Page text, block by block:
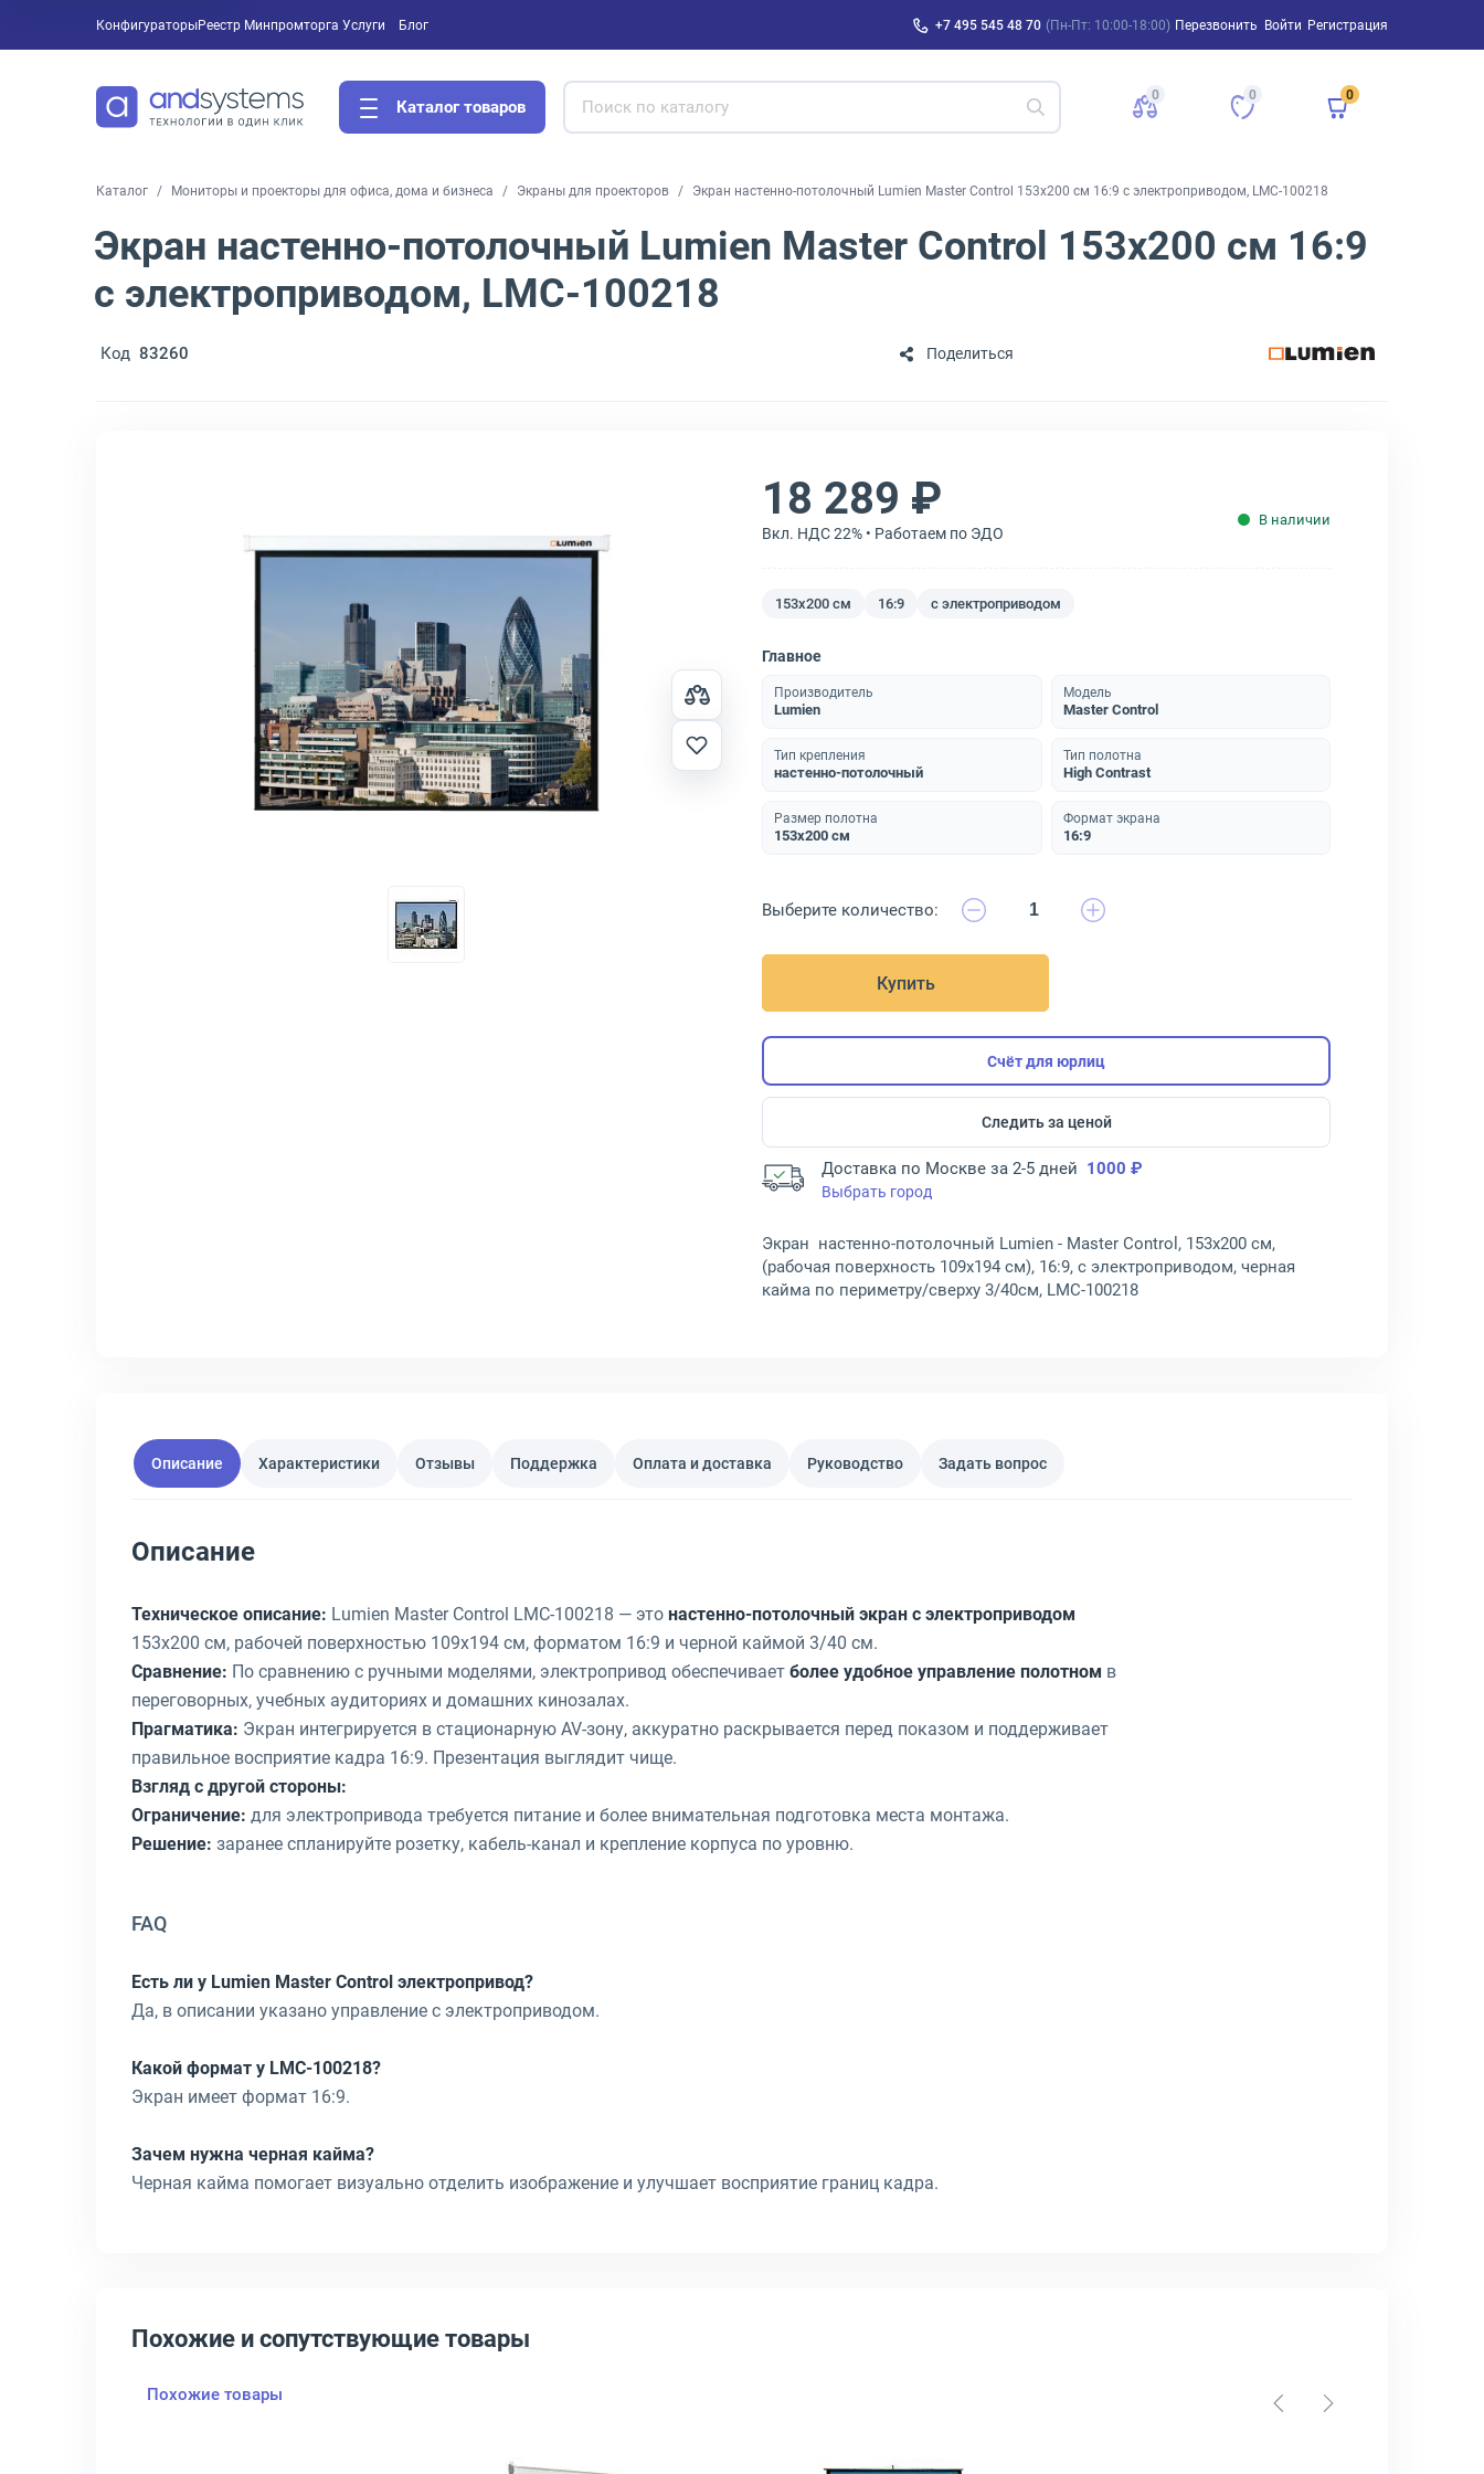
Конфигураторы Услуги
Реестр Минпромторга Блог +7 495 545 48 70 (Пн-Пт: 10:00-18:00) Перезвонить Войти Регистрация
Каталог товаров
0 0 0
Каталог Мониторы и проекторы для офиса, дома и бизнеса Экраны для проекторов Экран настенно-потолочный Lumien Master Control 153x200 см 16:9 с электроприводом, LMC-100218
Экран настенно-потолочный Lumien Master Control 153x200 см 16:9
с электроприводом, LMC-100218
Код 83260 Поделиться
18 289 ₽
Вкл. НДС 22% • Работаем по ЭДО
В наличии
153x200 см 16:9 с электроприводом
Главное
Производитель
Lumien
Модель
Master Control
Тип крепления
настенно-потолочный
Тип полотна
High Contrast
Размер полотна
153x200 см
Формат экрана
16:9
Выберите количество:
Купить
Счёт для юрлиц
Следить за ценой
Доставка по Москве за 2-5 дней 1000 ₽
Выбрать город
Экран настенно-потолочный Lumien - Master Control, 153x200 см,
(рабочая поверхность 109x194 см), 16:9, с электроприводом, черная
кайма по периметру/сверху 3/40см, LMC-100218
Описание Характеристики Отзывы Поддержка Оплата и доставка Руководство Задать вопрос
Описание
Техническое описание: Lumien Master Control LMC-100218 — это настенно-потолочный экран с электроприводом
153x200 см, рабочей поверхностью 109x194 см, форматом 16:9 и черной каймой 3/40 см.
Сравнение: По сравнению с ручными моделями, электропривод обеспечивает более удобное управление полотном в
переговорных, учебных аудиториях и домашних кинозалах.
Прагматика: Экран интегрируется в стационарную AV-зону, аккуратно раскрывается перед показом и поддерживает
правильное восприятие кадра 16:9. Презентация выглядит чище.
Взгляд с другой стороны:
Ограничение: для электропривода требуется питание и более внимательная подготовка места монтажа.
Решение: заранее спланируйте розетку, кабель-канал и крепление корпуса по уровню.
FAQ
Есть ли у Lumien Master Control электропривод?
Да, в описании указано управление с электроприводом.
Какой формат у LMC-100218?
Экран имеет формат 16:9.
Зачем нужна черная кайма?
Черная кайма помогает визуально отделить изображение и улучшает восприятие границ кадра.
Похожие и сопутствующие товары
Похожие товары